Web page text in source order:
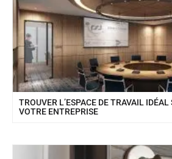
TROUVER L’ESPACE DE TRAVAIL IDÉAL
VOTRE ENTREPRISE